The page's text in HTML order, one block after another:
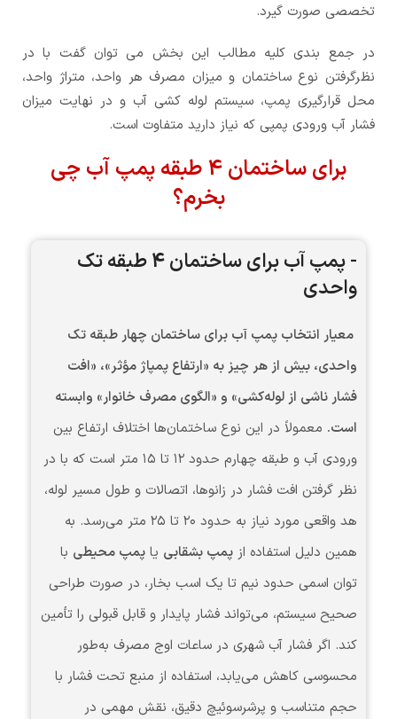
تخصصی صورت گیرد.
در جمع بندی کلیه مطالب این بخش می توان گفت با در
نظرگرفتن نوع ساختمان و میزان مصرف هر واحد، متراژ واحد،
محل قرارگیری پمپ، سیستم لوله کشی آب و در نهایت میزان
فشار آب ورودی پمپی که نیاز دارید متفاوت است.
برای ساختمان 4 طبقه پمپ آب چی
بخرم؟
- پمپ آب برای ساختمان 4 طبقه تک
واحدی
معیار انتخاب پمپ آب برای ساختمان چهار طبقه تک‌
واحدی، بیش از هر چیز به «ارتفاع پمپاژ مؤثر»، «افت
فشار ناشی از لوله‌کشی» و «الگوی مصرف خانوار» وابسته
است. معمولاً در این نوع ساختمان‌ها اختلاف ارتفاع بین
ورودی آب و طبقه چهارم حدود ۱۲ تا ۱۵ متر است که با در
نظر گرفتن افت فشار در زانوها، اتصالات و طول مسیر لوله،
هد واقعی مورد نیاز به حدود ۲۰ تا ۲۵ متر می‌رسد. به
همین دلیل استفاده از پمپ‌ بشقابی یا پمپ محیطی با
توان اسمی حدود نیم تا یک اسب بخار، در صورت طراحی
صحیح سیستم، می‌تواند فشار پایدار و قابل قبولی را تأمین
کند. اگر فشار آب شهری در ساعات اوج مصرف به‌طور
محسوسی کاهش می‌یابد، استفاده از منبع تحت فشار با
حجم متناسب و پرشرسوئیچ دقیق، نقش مهمی در